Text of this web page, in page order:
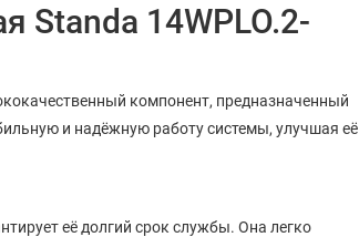
Standa 14WPLO.2-
компонент, предназначенный
и надёжную работу системы, улучшая её
её долгий срок службы. Она легко